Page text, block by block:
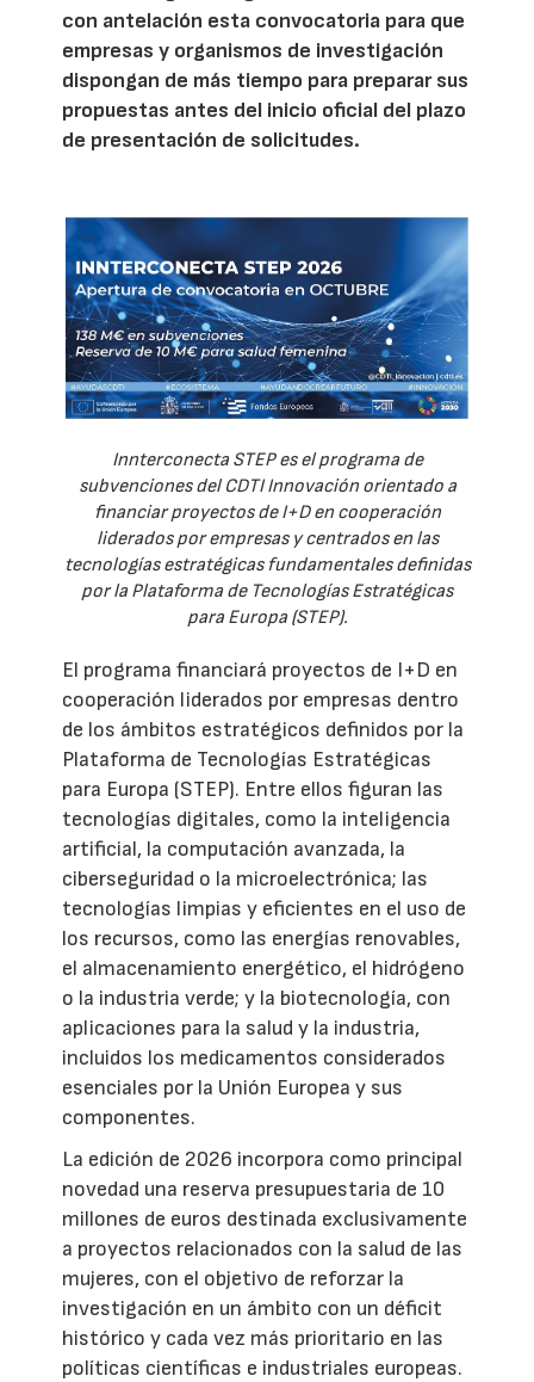
con antelación esta convocatoria para que
empresas y organismos de investigación
dispongan de más tiempo para preparar sus
propuestas antes del inicio oficial del plazo
de presentación de solicitudes.
Innterconecta STEP es el programa de
subvenciones del CDTI Innovación orientado a
financiar proyectos de I+D en cooperación
liderados por empresas y centrados en las
tecnologías estratégicas fundamentales definidas
por la Plataforma de Tecnologías Estratégicas
para Europa (STEP).
El programa financiará proyectos de I+D en
cooperación liderados por empresas dentro
de los ámbitos estratégicos definidos por la
Plataforma de Tecnologías Estratégicas
para Europa (STEP). Entre ellos figuran las
tecnologías digitales, como la inteligencia
artificial, la computación avanzada, la
ciberseguridad o la microelectrónica; las
tecnologías limpias y eficientes en el uso de
los recursos, como las energías renovables,
el almacenamiento energético, el hidrógeno
o la industria verde; y la biotecnología, con
aplicaciones para la salud y la industria,
incluidos los medicamentos considerados
esenciales por la Unión Europea y sus
componentes.
La edición de 2026 incorpora como principal
novedad una reserva presupuestaria de 10
millones de euros destinada exclusivamente
a proyectos relacionados con la salud de las
mujeres, con el objetivo de reforzar la
investigación en un ámbito con un déficit
histórico y cada vez más prioritario en las
políticas científicas e industriales europeas.